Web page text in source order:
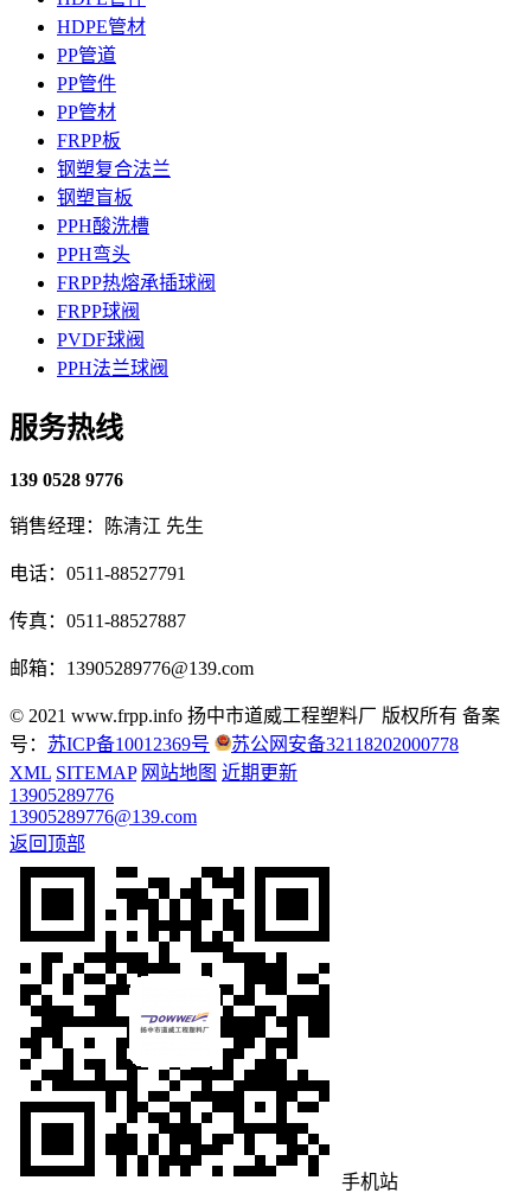
HDPE管材
PP管道
PP管件
PP管材
FRPP板
钢塑复合法兰
钢塑盲板
PPH酸洗槽
PPH弯头
FRPP热熔承插球阀
FRPP球阀
PVDF球阀
PPH法兰球阀
服务热线
139 0528 9776
销售经理：陈清江 先生
电话：0511-88527791
传真：0511-88527887
邮箱：13905289776@139.com
© 2021 www.frpp.info 扬中市道威工程塑料厂 版权所有 备案
号： 苏ICP备10012369号
苏公网安备32118202000778
XML SITEMAP 网站地图 近期更新
13905289776
13905289776@139.com
返回顶部
手机站